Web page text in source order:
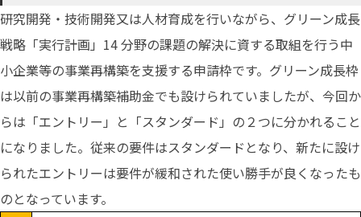
研究開発・技術開発又は人材育成を行いながら、グリーン成長
戦略「実行計画」14 分野の課題の解決に資する取組を行う中
小企業等の事業再構築を支援する申請枠です。グリーン成長枠
は以前の事業再構築補助金でも設けられていましたが、今回か
らは「エントリー」と「スタンダード」の２つに分かれること
になりました。従来の要件はスタンダードとなり、新たに設け
られたエントリーは要件が緩和された使い勝手が良くなったも
のとなっています。